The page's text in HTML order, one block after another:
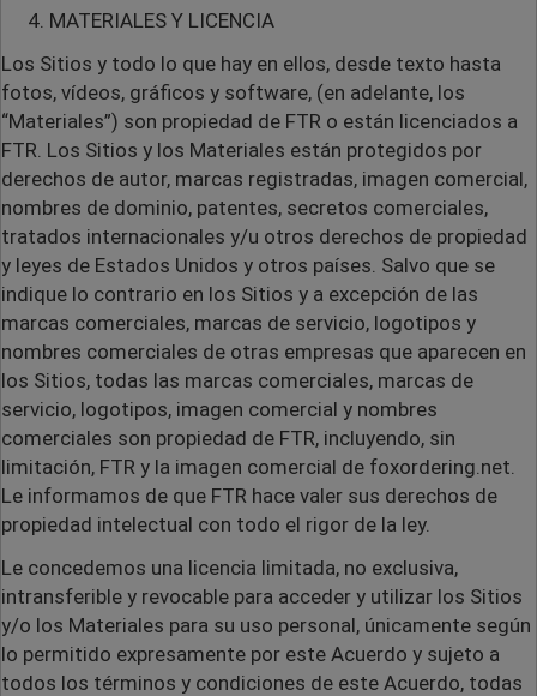
MATERIALES Y LICENCIA
Los Sitios y todo lo que hay en ellos, desde texto hasta
fotos, vídeos, gráficos y software, (en adelante, los
“Materiales”) son propiedad de FTR o están licenciados a
FTR. Los Sitios y los Materiales están protegidos por
derechos de autor, marcas registradas, imagen comercial,
nombres de dominio, patentes, secretos comerciales,
tratados internacionales y/u otros derechos de propiedad
y leyes de Estados Unidos y otros países. Salvo que se
indique lo contrario en los Sitios y a excepción de las
marcas comerciales, marcas de servicio, logotipos y
nombres comerciales de otras empresas que aparecen en
los Sitios, todas las marcas comerciales, marcas de
servicio, logotipos, imagen comercial y nombres
comerciales son propiedad de FTR, incluyendo, sin
limitación, FTR y la imagen comercial de foxordering.net.
Le informamos de que FTR hace valer sus derechos de
propiedad intelectual con todo el rigor de la ley.
Le concedemos una licencia limitada, no exclusiva,
intransferible y revocable para acceder y utilizar los Sitios
y/o los Materiales para su uso personal, únicamente según
lo permitido expresamente por este Acuerdo y sujeto a
todos los términos y condiciones de este Acuerdo, todas